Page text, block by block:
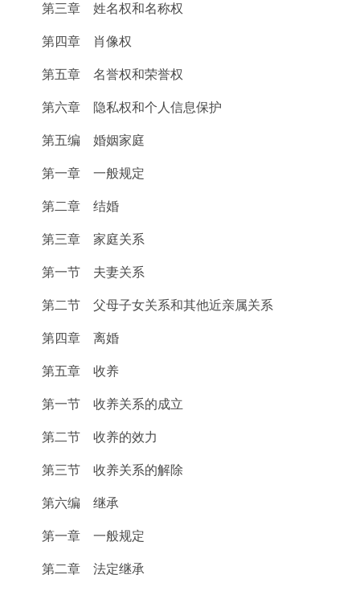
第三章 姓名权和名称权
第四章 肖像权
第五章 名誉权和荣誉权
第六章 隐私权和个人信息保护
第五编 婚姻家庭
第一章 一般规定
第二章 结婚
第三章 家庭关系
第一节 夫妻关系
第二节 父母子女关系和其他近亲属关系
第四章 离婚
第五章 收养
第一节 收养关系的成立
第二节 收养的效力
第三节 收养关系的解除
第六编 继承
第一章 一般规定
第二章 法定继承